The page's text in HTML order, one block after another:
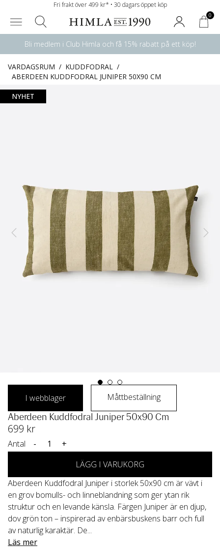
Fri frakt över 499 kr* • 30 dagars öppet köp
0
Bli medlem i Club Himla och få 15% rabatt på ett köp!
VARDAGSRUM / KUDDFODRAL /
ABERDEEN KUDDFODRAL JUNIPER 50X90 CM
NYHET
I webblager Måttbeställning
Aberdeen Kuddfodral Juniper 50x90 Cm
699 kr
Antal -
+
LÄGG I VARUKORG
Aberdeen Kuddfodral Juniper i storlek 50x90 cm är vävt i
en grov bomulls- och linneblandning som ger ytan rik
struktur och en levande känsla. Färgen Juniper är en djup,
dov grön ton – inspirerad av enbärsbuskens barr och full
av naturlig karaktär. De...
Läs mer